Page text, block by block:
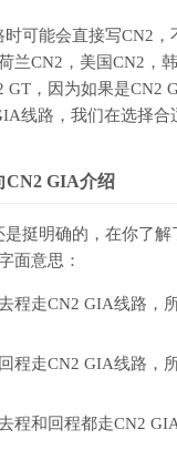
可能会直接写CN2，
兰CN2，美国CN2，
GT，因为如果是CN2
线路，我们在选择合
CN2 GIA介绍
挺明确的，在你了解
面意思：
去程走CN2 GIA线路，
回程走CN2 GIA线路，
去程和回程都走CN2